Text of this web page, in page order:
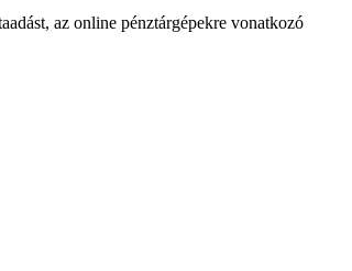
az online pénztárgépekre vonatkozó